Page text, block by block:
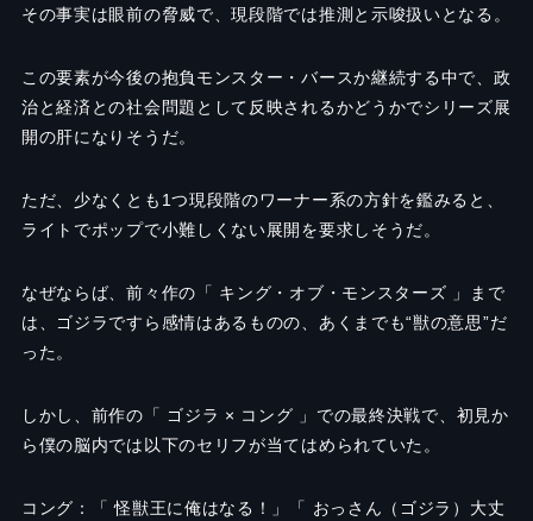
その事実は眼前の脅威で、現段階では推測と示唆扱いとなる。
この要素が今後の抱負モンスター・バースか継続する中で、政
治と経済との社会問題として反映されるかどうかでシリーズ展
開の肝になりそうだ。
ただ、少なくとも1つ現段階のワーナー系の方針を鑑みると、
ライトでポップで小難しくない展開を要求しそうだ。
なぜならば、前々作の「 キング・オブ・モンスターズ 」まで
は、ゴジラですら感情はあるものの、あくまでも“獣の意思”だ
った。
しかし、前作の「 ゴジラ × コング 」での最終決戦で、初見か
ら僕の脳内では以下のセリフが当てはめられていた。
コング：「 怪獣王に俺はなる！」「 おっさん（ゴジラ）大丈